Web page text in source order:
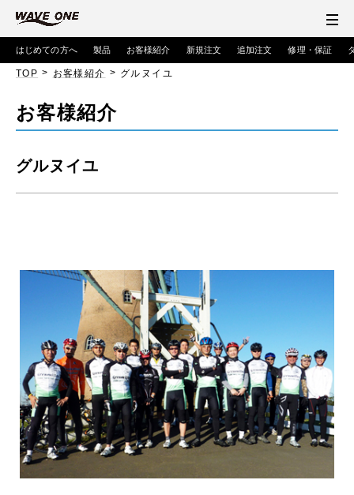
はじめての方へ 製品 お客様紹介 新規注文 追加注文 修理・保証
TOP > お客様紹介 > グルヌイユ
お客様紹介
グルヌイユ